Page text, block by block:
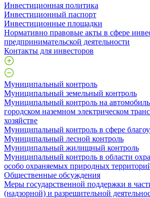
Инвестиционная политика
Инвестиционный паспорт
Инвестиционные площадки
Нормативно правовые акты в сфере
предпринимательской деятельности
Контакты для инвесторов
Муниципальный контроль
Муниципальный земельный контроль
Муниципальный контроль на
городском наземном электрическом
хозяйстве
Муниципальный контроль в сфере
Муниципальный лесной контроль
Муниципальный жилищный контроль
Муниципальный контроль в области
особо охраняемых природных
Общественные обсуждения
Меры государственной поддержки в
(надзорной) и разрешительной